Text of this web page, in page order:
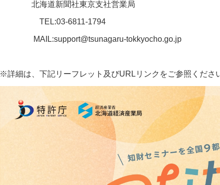
北海道新聞社東京支社営業局
TEL:03-6811-1794
MAIL:support@tsunagaru-tokkyocho.go.jp
※詳細は、下記リーフレット及びURLリンクをご参照くださ